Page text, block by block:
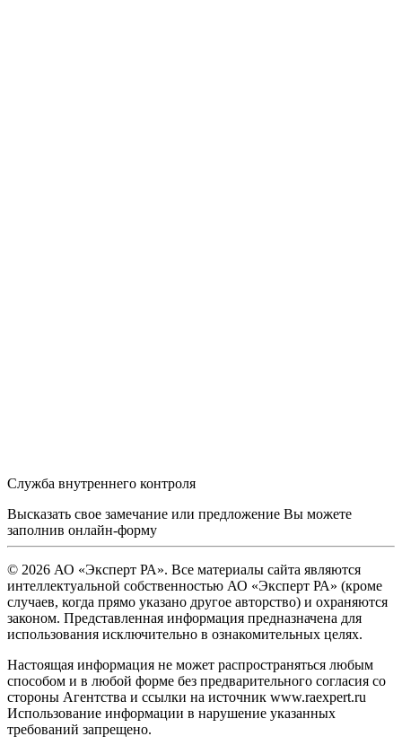
Служба внутреннего контроля
Высказать свое замечание или предложение Вы можете
заполнив онлайн-форму
© 2026 АО «Эксперт РА». Все материалы сайта являются
интеллектуальной собственностью АО «Эксперт РА» (кроме
случаев, когда прямо указано другое авторство) и охраняются
законом. Представленная информация предназначена для
использования исключительно в ознакомительных целях.
Настоящая информация не может распространяться любым
способом и в любой форме без предварительного согласия со
стороны Агентства и ссылки на источник www.raexpert.ru
Использование информации в нарушение указанных
требований запрещено.